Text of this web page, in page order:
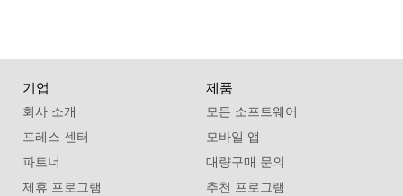
기업
회사 소개
프레스 센터
파트너
제휴 프로그램
제품
모든 소프트웨어
모바일 앱
대량구매 문의
추천 프로그램